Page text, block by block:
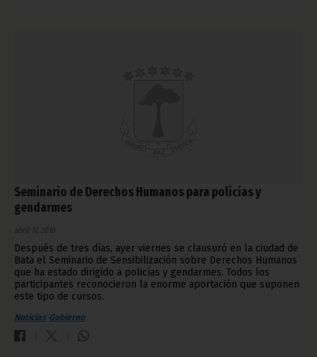
Seminario de Derechos Humanos para policías y
gendarmes
abril 17, 2010
Después de tres días, ayer viernes se clausuró en la ciudad de
Bata el Seminario de Sensibilización sobre Derechos Humanos
que ha estado dirigido a policías y gendarmes. Todos los
participantes reconocieron la enorme aportación que suponen
este tipo de cursos.
Noticias Gobierno